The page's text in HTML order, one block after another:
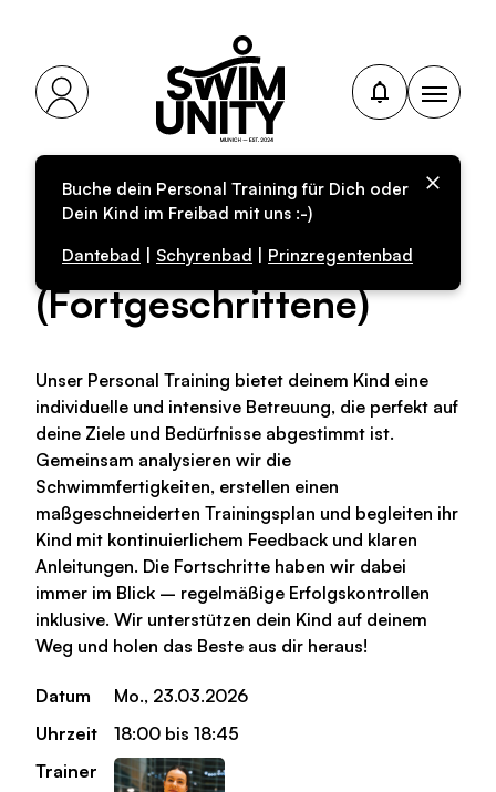
Buche dein Personal Training für Dich oder
Dein Kind im Freibad mit uns :-)
Dantebad
Schyrenbad Prinzregentenbad
Personal-Training für
Kinder
(Fortgeschrittene)
Unser Personal Training bietet deinem Kind eine
individuelle und intensive Betreuung, die perfekt auf
deine Ziele und Bedürfnisse abgestimmt ist.
Gemeinsam analysieren wir die
Schwimmfertigkeiten, erstellen einen
maßgeschneiderten Trainingsplan und begleiten ihr
Kind mit kontinuierlichem Feedback und klaren
Anleitungen. Die Fortschritte haben wir dabei
immer im Blick – regelmäßige Erfolgskontrollen
inklusive. Wir unterstützen dein Kind auf deinem
Weg und holen das Beste aus dir heraus!
Datum
Mo., 23.03.2026
Uhrzeit
18:00 bis 18:45
Trainer